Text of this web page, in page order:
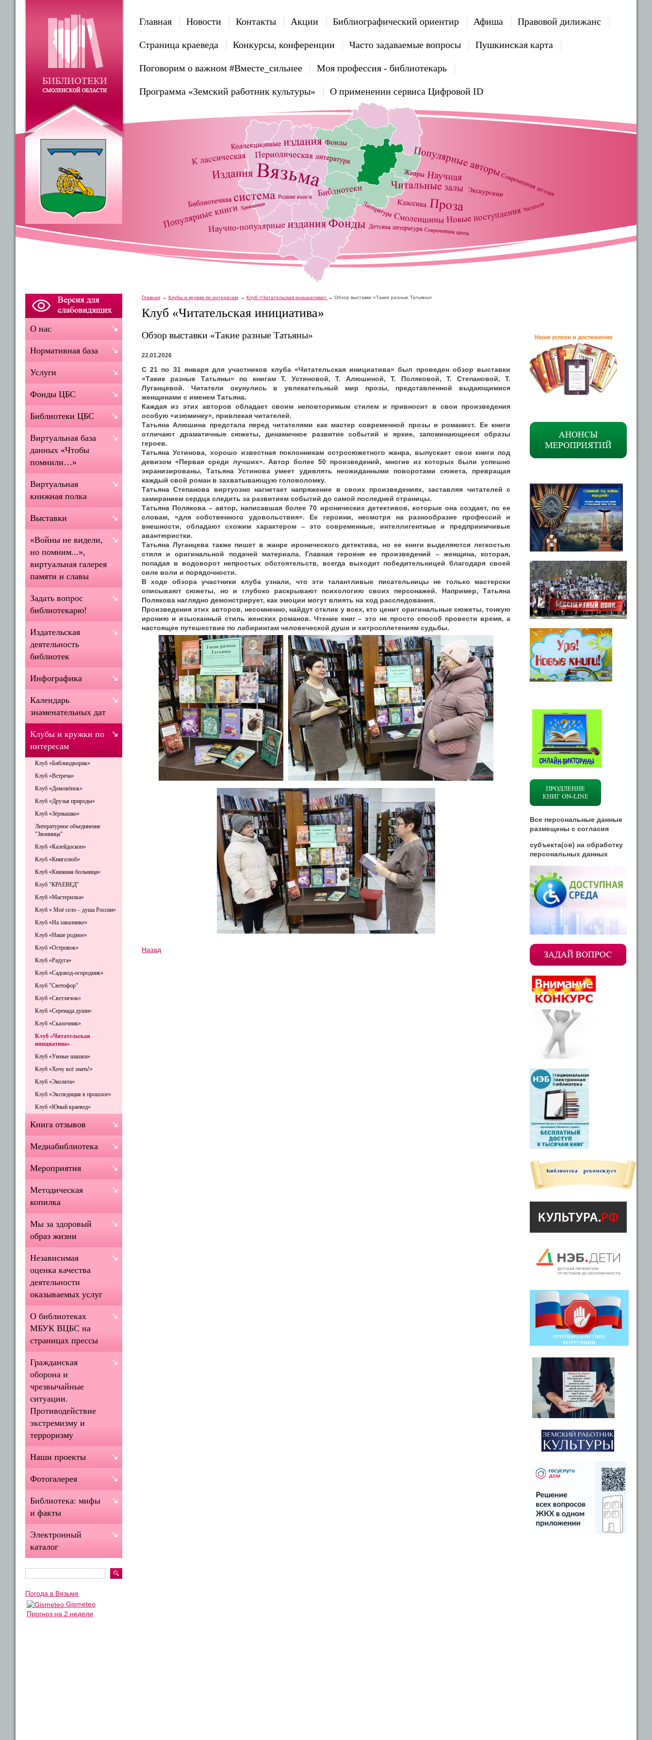
Главная Новости Контакты Акции Библиографический ориентир Афиша Правовой дилижанс
Страница краеведа Конкурсы, конференции Часто задаваемые вопросы Пушкинская карта
Поговорим о важном #Вместе_сильнее Моя профессия - библиотекарь
Программа «Земский работник культуры» О применении сервиса Цифровой ID
Главная Клубы и кружки по интересам Клуб «Читательская инициатива» Обзор выставки «Такие разные Татьяны»
Клуб «Читательская инициатива»
Обзор выставки «Такие разные Татьяны»
22.01.2026
С 21 по 31 января для участников клуба «Читательская инициатива» был проведен обзор выставки
«Такие разные Татьяны» по книгам Т. Устиновой, Т. Алюшиной, Т. Поляковой, Т. Степановой, Т.
Луганцевой. Читатели окунулись в увлекательный мир прозы, представленной выдающимися
женщинами с именем Татьяна.
Каждая из этих авторов обладает своим неповторимым стилем и привносит в свои произведения
особую «изюминку», привлекая читателей.
Татьяна Алюшина предстала перед читателями как мастер современной прозы и романист. Ее книги
отличают драматичные сюжеты, динамичное развитие событий и яркие, запоминающиеся образы
героев.
Татьяна Устинова, хорошо известная поклонникам остросюжетного жанра, выпускает свои книги под
девизом «Первая среди лучших». Автор более 50 произведений, многие из которых были успешно
экранизированы, Татьяна Устинова умеет удивлять неожиданными поворотами сюжета, превращая
каждый свой роман в захватывающую головоломку.
Татьяна Степанова виртуозно нагнетает напряжение в своих произведениях, заставляя читателей с
замиранием сердца следить за развитием событий до самой последней страницы.
Татьяна Полякова – автор, написавшая более 70 иронических детективов, которые она создает, по ее
словам, «для собственного удовольствия». Ее героини, несмотря на разнообразие профессий и
внешности, обладают схожим характером – это современные, интеллигентные и предприимчивые
авантюристки.
Татьяна Луганцева также пишет в жанре иронического детектива, но ее книги выделяются легкостью
стиля и оригинальной подачей материала. Главная героиня ее произведений – женщина, которая,
попадая в водоворот непростых обстоятельств, всегда выходит победительницей благодаря своей
силе воли и порядочности.
В ходе обзора участники клуба узнали, что эти талантливые писательницы не только мастерски
описывают сюжеты, но и глубоко раскрывают психологию своих персонажей. Например, Татьяна
Полякова наглядно демонстрирует, как эмоции могут влиять на ход расследования.
Произведения этих авторов, несомненно, найдут отклик у всех, кто ценит оригинальные сюжеты, тонкую
иронию и изысканный стиль женских романов. Чтение книг – это не просто способ провести время, а
настоящее путешествие по лабиринтам человеческой души и хитросплетениям судьбы.
Назад
О нас
Нормативная база
Услуги
Фонды ЦБС
Библиотеки ЦБС
Виртуальная база
данных «Чтобы
помнили…»
Виртуальная
книжная полка
Выставки
«Войны не видели,
но помним...»,
виртуальная галерея
памяти и славы
Задать вопрос
библиотекарю!
Издательская
деятельность
библиотек
Инфографика
Календарь
знаменательных дат
Клубы и кружки по
интересам
Клуб «Библиодворик»
Клуб «Встреча»
Клуб «Домовёнок»
Клуб «Друзья природы»
Клуб «Зёрнышко»
Литературное объединение
"Звонница"
Клуб «Калейдоскоп»
Клуб «Книголюб»
Клуб «Книжная больница»
Клуб "КРАЕВЕД"
Клуб «Мастерилка»
Клуб « Моё село – душа России»
Клуб «На завалинке»
Клуб «Наше родное»
Клуб «Островок»
Клуб «Радуга»
Клуб «Садовод-огородник»
Клуб "Светофор"
Клуб «Светлячок»
Клуб «Серенада души»
Клуб «Сказочник»
Клуб «Читательская
инициатива»
Клуб «Умные шашки»
Клуб «Хочу всё знать!»
Клуб «Эколята»
Клуб «Экспедиция в прошлое»
Клуб «Юный краевед»
Книга отзывов
Медиабиблиотека
Мероприятия
Методическая
копилка
Мы за здоровый
образ жизни
Независимая
оценка качества
деятельности
оказываемых услуг
О библиотеках
МБУК ВЦБС на
страницах прессы
Гражданская
оборона и
чрезвычайные
ситуации.
Противодействие
экстремизму и
терроризму
Наши проекты
Фотогалерея
Библиотека: мифы
и факты
Электронный
каталог
Погода в Вязьме
Gismeteo
Прогноз на 2 недели
Все персональные данные
размещены с согласия
субъекта(ов) на обработку
персональных данных